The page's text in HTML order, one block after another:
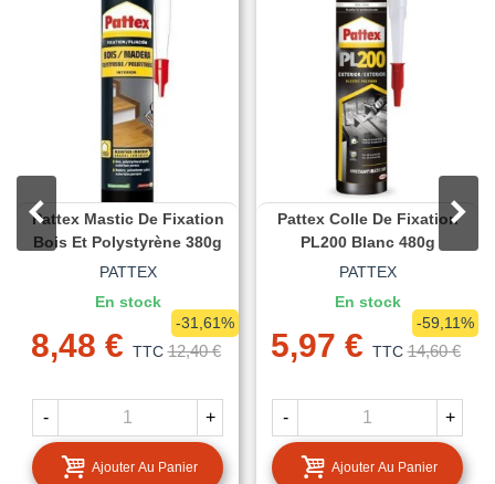
Pattex Mastic De Fixation
Bois Et Polystyrène 380g
PATTEX
En stock
8,48 € TTC 12,40 €
-31,61%
- +
Ajouter Au Panier
Pattex Colle De Fixation
PL200 Blanc 480g
PATTEX
En stock
5,97 € TTC 14,60 €
-59,11%
- +
Ajouter Au Panier